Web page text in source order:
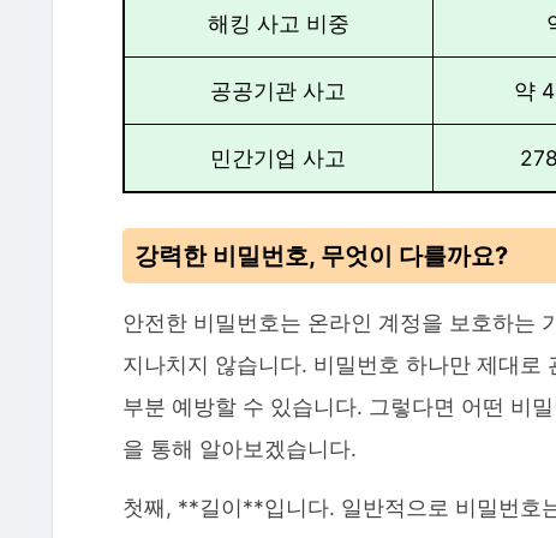
해킹 사고 비중
공공기관 사고 약
민간기업 사고
강력한 비밀번호, 무엇이 다를까요?
안전한 비밀번호는 온라인 계정을 보호하는
지나치지 않습니다. 비밀번호 하나만 제대
부분 예방할 수 있습니다. 그렇다면 어떤 비
을 통해 알아보겠습니다.
첫째, **길이**입니다. 일반적으로 비밀번호